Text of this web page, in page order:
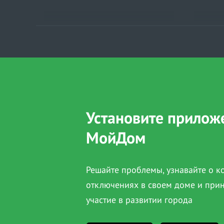
Установите
МойДом
Решайте проблемы, узнавайте о
отключениях в своем доме и
участие в развитии города